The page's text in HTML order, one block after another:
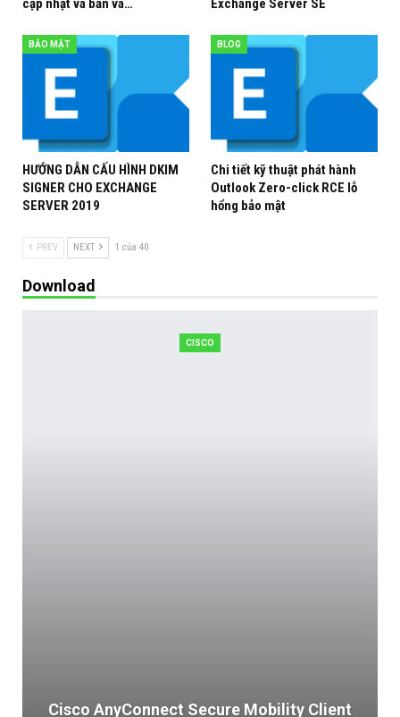
cập nhật và bản vá… Exchange Server SE
BẢO MẬT
HƯỚNG DẪN CẤU HÌNH DKIM
SIGNER CHO EXCHANGE
SERVER 2019
BLOG
Chi tiết kỹ thuật phát hành
Outlook Zero-click RCE lỗ
hổng bảo mật
PREV NEXT 1 của 40
Download
AnyConnect Secure Mobility Client
Tải Về